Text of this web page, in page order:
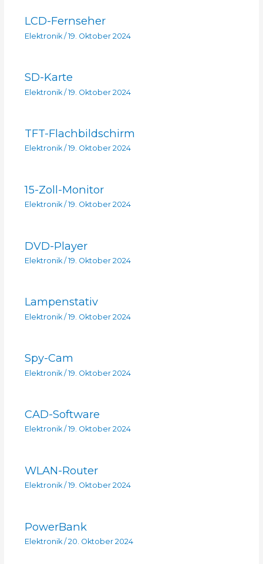
LCD-Fernseher
Elektronik/19. Oktober 2024
SD-Karte
Elektronik/19. Oktober 2024
TFT-Flachbildschirm
Elektronik/ 19. Oktober 2024
15-Zoll-Monitor
Elektronik/ 19. Oktober 2024
DVD-Player
Elektronik/ 19. Oktober 2024
Lampenstativ
Elektronik/ 19. Oktober 2024
Spy-Cam
Elektronik/19. Oktober 2024
CAD-Software
Elektronik/ 19. Oktober 2024
WLAN-Router
Elektronik/ 19. Oktober 2024
PowerBank
Elektronik/ 20. Oktober 2024